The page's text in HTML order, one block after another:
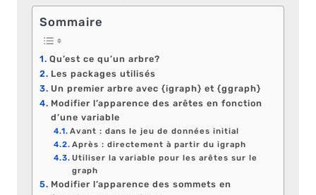
Sommaire
Qu’est ce qu’un arbre?
Les packages utilisés
Un premier arbre avec {igraph} et {ggraph}
Modifier l’apparence des arêtes en fonction
d’une variable
Avant : dans le jeu de données initial
Après : directement à partir du igraph
Utiliser la variable pour les arêtes sur le
graph
Modifier l’apparence des sommets en